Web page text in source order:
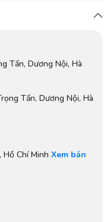
Tấn, Dương Nội, Hà
Tấn, Dương Nội, Hà
Hồ Chí Minh Xem bản